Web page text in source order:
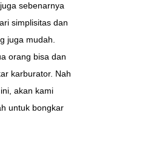
sebenarnya
simplisitas dan
juga mudah.
orang bisa dan
karburator. Nah
akan kami
untuk bongkar